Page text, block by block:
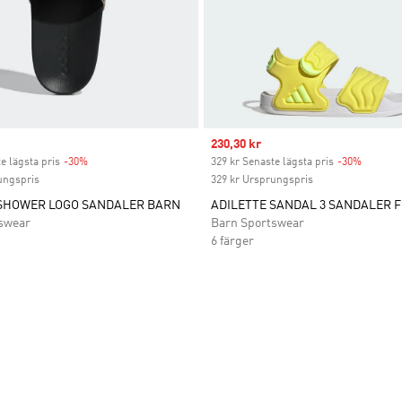
lägsta pris -30%Discount
LOGO SANDALER BARN
Sale price
230,30 kr
329 kr Senaste lägsta pris -30%
329 kr Ursprungspris
ADILETTE SANDAL 3 SANDALER
Barn Sportswear
6 färger